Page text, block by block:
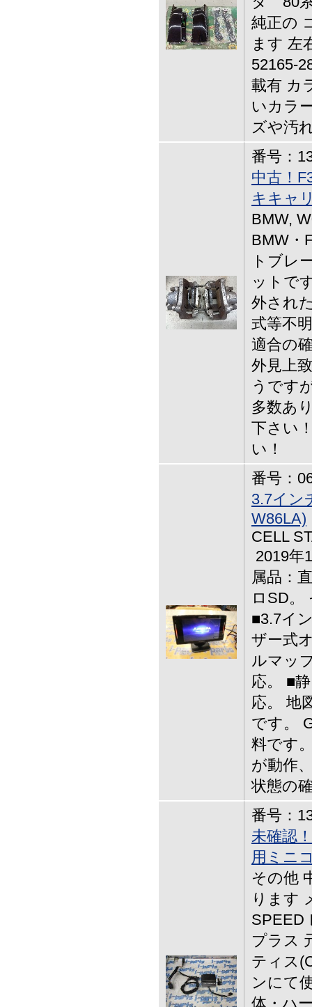
純正の
ます 左
52165-
載有 カ
いカラ
ズや汚
番号：
中古！
キキャ
BMW,
BMW・
トブレ
ットで
外され
式等不
適合の
外見上
うです
多数あ
下さい
い！
番号：
3.7イン
W86LA)
CELL
2019年
属品：
ロSD。
■3.7イ
ザー式
ルマッ
応。 ■
応。 地
です。
料です
が動作
状態の
番号：
未確認
用ミニ
その他
ります
SPEED
プラス
ティス
ンにて
体・ハ